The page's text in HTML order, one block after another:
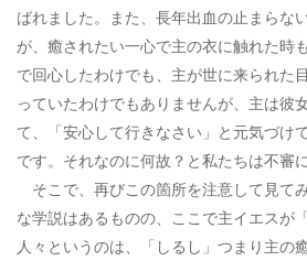
ばれました。また、長年出血の止まらな
が、癒されたい一心で主の衣に触れた時
で回心したわけでも、主が世に来られた
っていたわけでもありませんが、主は彼
て、「安心して行きなさい」と元気づけ
です。それなのに何故？と私たちは不審
そこで、再びこの箇所を注意して見て
な学説はあるものの、ここで主イエスが
人々というのは、「しるし」つまり主の